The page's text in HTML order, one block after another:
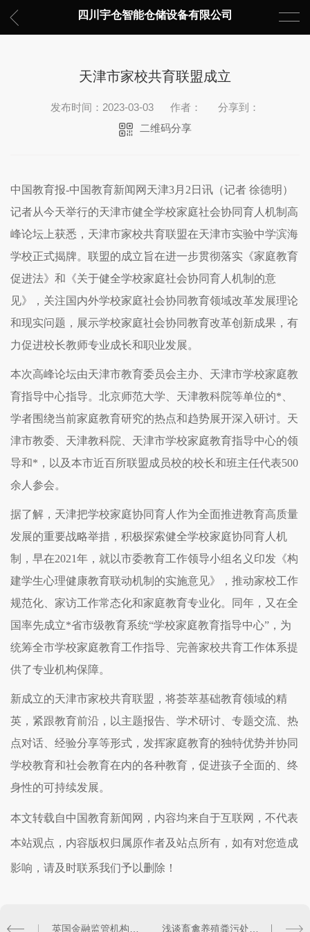
四川宇仓智能仓储设备有限公司
天津市家校共育联盟成立
发布时间：2023-03-03 作者：
分享到：
二维码分享
中国教育报-中国教育新闻网天津3月2日讯（记者 徐德明）
记者从今天举行的天津市健全学校家庭社会协同育人机制高
峰论坛上获悉，天津市家校共育联盟在天津市实验中学滨海
学校正式揭牌。联盟的成立旨在进一步贯彻落实《家庭教育
促进法》和《关于健全学校家庭社会协同育人机制的意
见》，关注国内外学校家庭社会协同教育领域改革发展理论
和现实问题，展示学校家庭社会协同教育改革创新成果，有
力促进校长教师专业成长和职业发展。
本次高峰论坛由天津市教育委员会主办、天津市学校家庭教
育指导中心指导。北京师范大学、天津教科院等单位的*、
学者围绕当前家庭教育研究的热点和趋势展开深入研讨。天
津市教委、天津教科院、天津市学校家庭教育指导中心的领
导和*，以及本市近百所联盟成员校的校长和班主任代表500
余人参会。
据了解，天津把学校家庭协同育人作为全面推进教育高质量
发展的重要战略举措，积极探索健全学校家庭协同育人机
制，早在2021年，就以市委教育工作领导小组名义印发《构
建学生心理健康教育联动机制的实施意见》，推动家校工作
规范化、家访工作常态化和家庭教育专业化。同年，又在全
国率先成立*省市级教育系统“学校家庭教育指导中心”，为
统筹全市学校家庭教育工作指导、完善家校共育工作体系提
供了专业机构保障。
新成立的天津市家校共育联盟，将荟萃基础教育领域的精
英，紧跟教育前沿，以主题报告、学术研讨、专题交流、热
点对话、经验分享等形式，发挥家庭教育的独特优势并协同
学校教育和社会教育在内的各种教育，促进孩子全面的、终
身性的可持续发展。
本文转载自中国教育新闻网，内容均来自于互联网，不代表
本站观点，内容版权归属原作者及站点所有，如有对您造成
影响，请及时联系我们予以删除！